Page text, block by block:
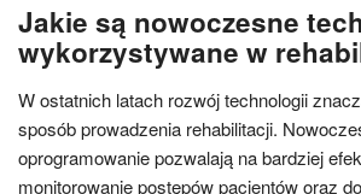
Jakie są nowoczesne
wykorzystywane w
W ostatnich latach rozwój technologii
sposób prowadzenia rehabilitacji.
oprogramowanie pozwalają na bardziej
monitorowanie postępów pacjentów oraz